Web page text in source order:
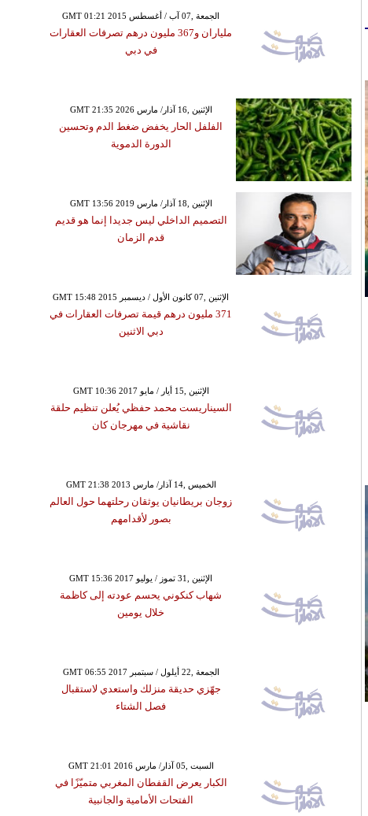
GMT 01:21 2015 الجمعة ,07 آب / أغسطس
ملياران و367 مليون درهم تصرفات العقارات
في دبي
GMT 21:35 2026 الإثنين ,16 آذار/ مارس
الفلفل الحار يخفض ضغط الدم وتحسين
الدورة الدموية
GMT 13:56 2019 الإثنين ,18 آذار/ مارس
التصميم الداخلي ليس جديدا إنما هو قديم
قدم الزمان
GMT 15:48 2015 الإثنين ,07 كانون الأول / ديسمبر
371 مليون درهم قيمة تصرفات العقارات في
دبي الاثنين
GMT 10:36 2017 الإثنين ,15 أيار / مايو
السيناريست محمد حفظي يُعلن تنظيم حلقة
نقاشية في مهرجان كان
GMT 21:38 2013 الخميس ,14 آذار/ مارس
زوجان بريطانيان يوثقان رحلتهما حول العالم
بصور لأقدامهم
GMT 15:36 2017 الإثنين ,31 تموز / يوليو
شهاب كنكوني يحسم عودته إلى كاظمة
خلال يومين
GMT 06:55 2017 الجمعة ,22 أيلول / سبتمبر
جهّزي حديقة منزلك واستعدي لاستقبال
فصل الشتاء
GMT 21:01 2016 السبت ,05 آذار/ مارس
الكبار يعرض القفطان المغربي متميّزًا في
الفتحات الأمامية والجانبية